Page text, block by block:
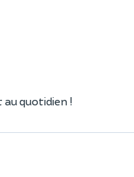
quotidien !